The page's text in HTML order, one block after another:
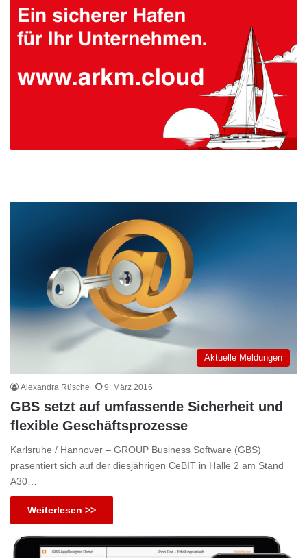
Aktuelle Meldungen
Alexandra Rüsche 9. März 2016
GBS setzt auf umfassende Sicherheit und
flexible Geschäftsprozesse
Karlsruhe / Hannover – GROUP Business Software (GBS)
präsentiert sich auf der diesjährigen CeBIT in Halle 2 am Stand
A30…
Weiterlesen >>